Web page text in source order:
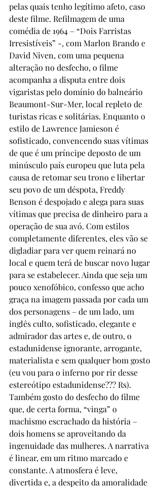
pelas quais tenho legítimo afeto, caso
deste filme. Refilmagem de uma
comédia de 1964 – “Dois Farristas
Irresistíveis” -, com Marlon Brando e
David Niven, com uma pequena
alteração no desfecho, o filme
acompanha a disputa entre dois
vigaristas pelo domínio do balneário
Beaumont-Sur-Mer, local repleto de
turistas ricas e solitárias. Enquanto o
estilo de Lawrence Jamieson é
sofisticado, convencendo suas vítimas
de que é um príncipe deposto de um
minúsculo país europeu que luta pela
causa de retomar seu trono e libertar
seu povo de um déspota, Freddy
Benson é despojado e alega para suas
vítimas que precisa de dinheiro para a
operação de sua avó. Com estilos
completamente diferentes, eles vão se
digladiar para ver quem reinará no
local e quem terá de buscar novo lugar
para se estabelecer. Ainda que seja um
pouco xenofóbico, confesso que acho
graça na imagem passada por cada um
dos personagens – de um lado, um
inglês culto, sofisticado, elegante e
admirador das artes e, de outro, o
estadunidense ignorante, arrogante,
materialista e sem qualquer bom gosto
(eu vou para o inferno por rir desse
estereótipo estadunidense??? Rs).
Também gosto do desfecho do filme
que, de certa forma, “vinga” o
machismo escrachado da história –
dois homens se aproveitando da
ingenuidade das mulheres. A narrativa
é linear, em um ritmo marcado e
constante. A atmosfera é leve,
divertida e, a despeito da amoralidade